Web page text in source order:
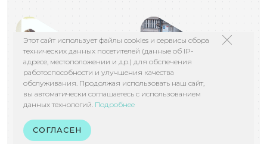
ВСЕГДА ПОМОГАЕМ
Не все клиники готовы
взяться за сложные
Этот сайт использует файлы cookies и сервисы сбора
технических данных посетителей (данные об IP-
адресе, местоположении и др.) для обспечения
работоспособности и улучшения качества
обслуживания. Продолжая использовать наш сайт,
вы автоматически соглашаетесь с использованием
данных технологий. Подробнее
СОГЛАСЕН